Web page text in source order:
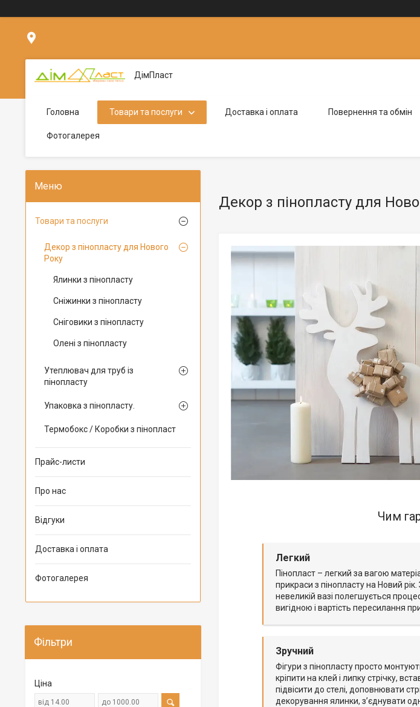
ДімПласт
Головна Товари та послуги Доставка і оплата Повернення та обмін
Фотогалерея
Декор з пінопласту для
Чим
Легкий
Пінопласт – легкий за вагою
прикраси з пінопласту на Новий
невеликій вазі полегшується
вигідною і вартість пересилання
Зручний
Фігури з пінопласту просто
кріпити на клей і липку стрічку,
підвісити до стелі, доповнювати
декорування ялинки, з’єднувати
Товари та послуги
Декор з пінопласту для Нового
Року
Ялинки з пінопласту
Сніжинки з пінопласту
Сніговики з пінопласту
Олені з пінопласту
Утеплювач для труб із
пінопласту
Упаковка з пінопласту.
Термобокс / Коробки з пінопласт
Прайс-листи
Про нас
Відгуки
Доставка і оплата
Фотогалерея
Фільтри
Ціна